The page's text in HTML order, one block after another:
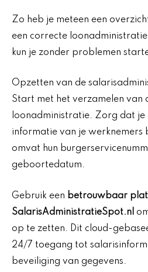
Zo heb je meteen een
een correcte
kun je zonder problemen
Opzetten van de
Start met het verzamelen van
loonadministratie. Zorg dat je
informatie van je werknemers
omvat hun
geboortedatum.
Gebruik een betrouwbaar
SalarisAdministratieSpot.nl
op te zetten. Dit cloud-
24/7 toegang tot
beveiliging van gegevens.